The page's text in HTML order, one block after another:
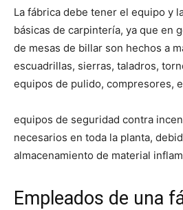
La fábrica debe tener el equipo y
básicas de carpintería, ya que en
de mesas de billar son hechos a
escuadrillas, sierras, taladros,
equipos de pulido, compresores,
equipos de seguridad contra
necesarios en toda la planta,
almacenamiento de material
Empleados de una